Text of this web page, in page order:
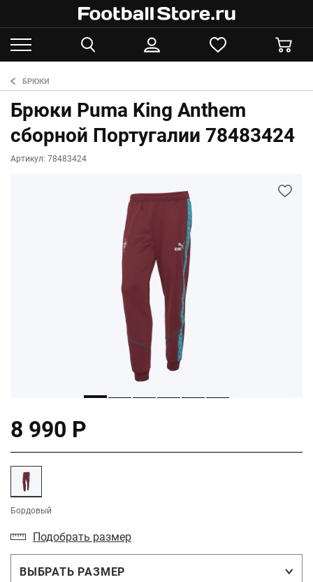
БРЮКИ
Брюки Puma King Anthem
сборной Португалии 78483424
Артикул: 78483424
8 990 Р
Бордовый
Подобрать размер
ВЫБРАТЬ РАЗМЕР